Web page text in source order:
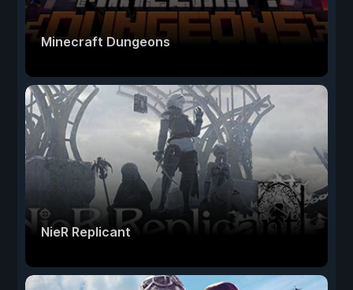
Minecraft Dungeons
NieR Replicant